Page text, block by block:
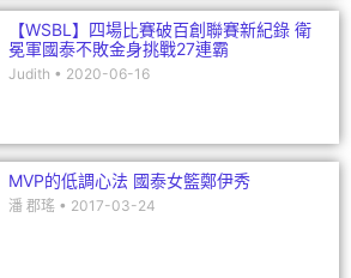
【WSBL】四場比賽破百創聯賽新紀錄 衛
冕軍國泰不敗金身挑戰27連霸
Judith 2020-06-16
MVP的低調心法 國泰女籃鄭伊秀
潘 郡瑤 2017-03-24